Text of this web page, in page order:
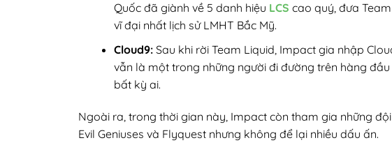
Quốc đã giành về 5 danh hiệu LCS cao quý, đưa
vĩ đại nhất lịch sử LMHT Bắc Mỹ.
Cloud9: Sau khi rời Team Liquid, Impact gia nhập
vẫn là một trong những người đi đường trên hàng
bất kỳ ai.
Ngoài ra, trong thời gian này, Impact còn tham gia những
Evil Geniuses và Flyquest nhưng không để lại nhiều dấu ấn.